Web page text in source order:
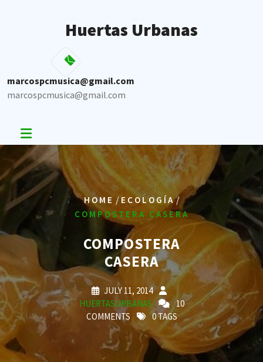
Huertas Urbanas
marcospcmusica@gmail.com
marcospcmusica@gmail.com
HOME / ECOLOGÍA/
COMPOSTERA CASERA
COMPOSTERA
CASERA
JULY 11, 2014
HUERTASURBANAS
10
COMMENTS
0 TAGS